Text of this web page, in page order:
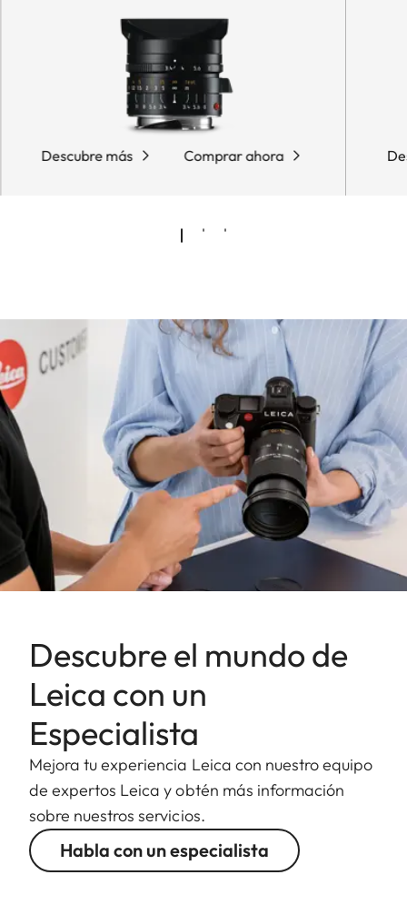
Descubre más Comprar ahora
Descubre el mundo de
Leica con un
Especialista
Mejora tu experiencia Leica con nuestro equipo
de expertos Leica y obtén más información
sobre nuestros servicios.
Habla con un especialista